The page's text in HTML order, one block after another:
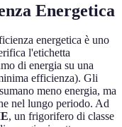
Energetica
energetica è uno
l'etichetta
di energia su una
efficienza). Gli
meno energia, ma
nel lungo periodo. Ad
, un frigorifero di classe